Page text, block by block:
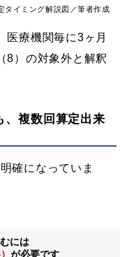
タイミング解説図／筆者作成
療機関毎に3ヶ月
8）の対象外と解釈
、複数回算定出来
確になっていま
には
が必要です